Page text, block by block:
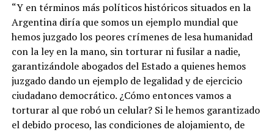
“Y en términos más políticos históricos situados en la
Argentina diría que somos un ejemplo mundial que
hemos juzgado los peores crímenes de lesa humanidad
con la ley en la mano, sin torturar ni fusilar a nadie,
garantizándole abogados del Estado a quienes hemos
juzgado dando un ejemplo de legalidad y de ejercicio
ciudadano democrático. ¿Cómo entonces vamos a
torturar al que robó un celular? Si le hemos garantizado
el debido proceso, las condiciones de alojamiento, de